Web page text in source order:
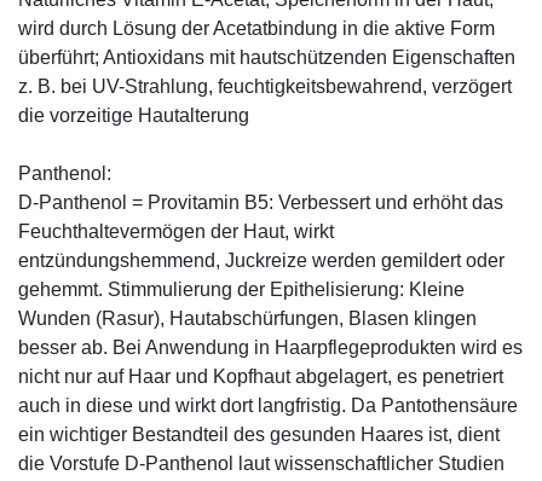
wird durch Lösung der Acetatbindung in die aktive Form
überführt; Antioxidans mit hautschützenden Eigenschaften
z. B. bei UV-Strahlung, feuchtigkeitsbewahrend, verzögert
die vorzeitige Hautalterung
Panthenol:
D-Panthenol = Provitamin B5: Verbessert und erhöht das
Feuchthaltevermögen der Haut, wirkt
entzündungshemmend, Juckreize werden gemildert oder
gehemmt. Stimmulierung der Epithelisierung: Kleine
Wunden (Rasur), Hautabschürfungen, Blasen klingen
besser ab. Bei Anwendung in Haarpflegeprodukten wird es
nicht nur auf Haar und Kopfhaut abgelagert, es penetriert
auch in diese und wirkt dort langfristig. Da Pantothensäure
ein wichtiger Bestandteil des gesunden Haares ist, dient
die Vorstufe D-Panthenol laut wissenschaftlicher Studien